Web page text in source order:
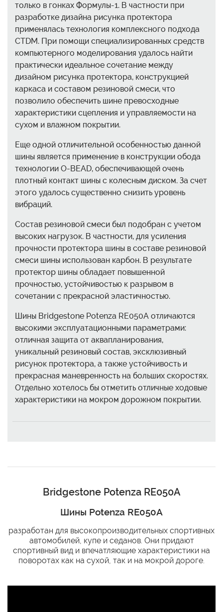
только в гонках Формулы-1. В частности при
разработке дизайна рисунка протектора
применялась технология комплексного подхода
CTDM. При помощи специализированных средств
компьютерного моделирования удалось найти
практически идеальное сочетание между
дизайном рисунка протектора, конструкцией
каркаса и составом резиновой смеси, что
позволило обеспечить шине превосходные
характеристики сцепления и управляемости на
сухом и влажном покрытии.
Еще одной отличительной особенностью данной
шины является применение в конструкции обода
технологии O-BEAD, обеспечивающей очень
плотный контакт шины с колесным диском. За счет
этого удалось существенно снизить уровень
вибраций.
Состав резиновой смеси был подобран с учетом
высоких нагрузок. В частности, для усиления
прочности протектора шины в составе резиновой
смеси шины использован карбон. В результате
протектор шины обладает повышенной
прочностью, устойчивостью к разрывом в
сочетании с прекрасной эластичностью.
Шины Bridgestone Potenza RE050A отличаются
высокими эксплуатационными параметрами:
отличная защита от аквапланирования,
уникальный резиновый состав, эксклюзивный
рисунок протектора, а также устойчивость и
прекрасная маневренность на больших скоростях.
Отдельно хотелось бы отметить отличные ходовые
характеристики на мокром дорожном покрытии.
Bridgestone Potenza RE050A
Шины Potenza RE050A
разработан для высокопроизводительных спортивных
автомобилей, купе и седанов. Они придают
спортивный вид и впечатляющие характеристики на
поворотах как на сухой, так и на мокрой дороге.